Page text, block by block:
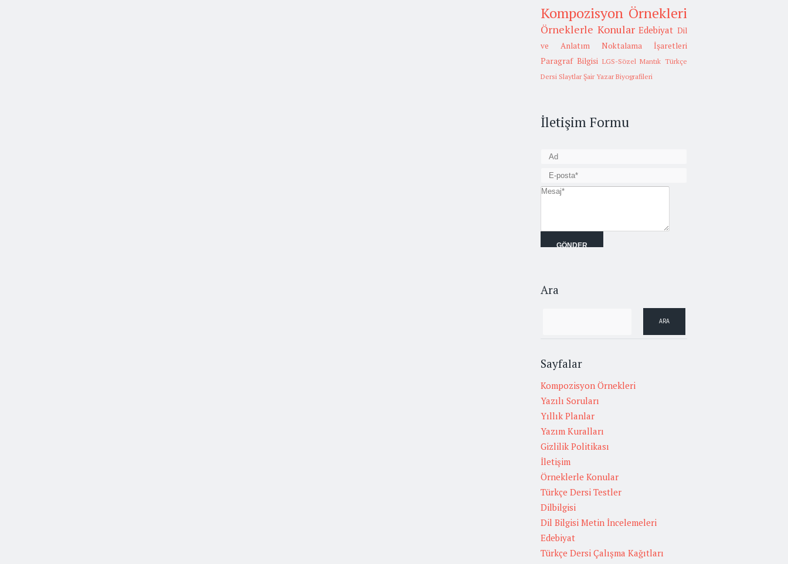
Kompozisyon Örnekleri
Örneklerle Konular Edebiyat Dil
ve Anlatım
Noktalama İşaretleri
Paragraf Bilgisi LGS-Sözel Mantık Türkçe
Dersi Slaytlar Şair Yazar Biyografileri
İletişim Formu
Ara
Sayfalar
Kompozisyon Örnekleri
Yazılı Soruları
Yıllık Planlar
Yazım Kuralları
Gizlilik Politikası
İletişim
Örneklerle Konular
Türkçe Dersi Testler
Dilbilgisi
Dil Bilgisi Metin İncelemeleri
Edebiyat
Türkçe Dersi Çalışma Kağıtları